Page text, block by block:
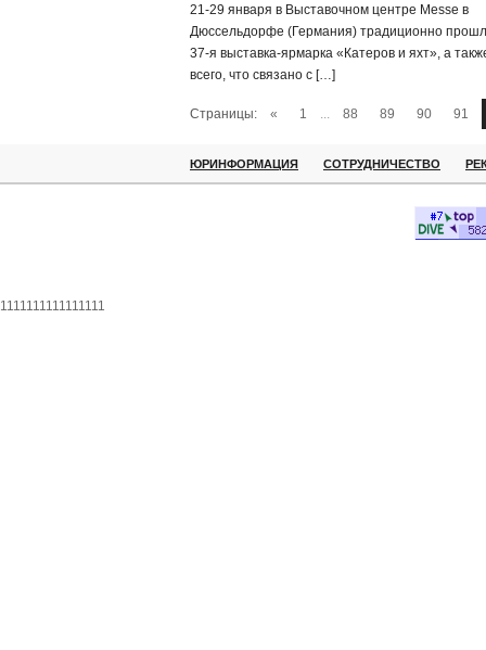
21-29 января в Выставочном центре Messe в
Дюссельдорфе (Германия) традиционно
37-я выставка-ярмарка «Катеров и яхт», а
всего, что связано с […]
Страницы: « 1 ... 88 89 90 91
ЮРИНФОРМАЦИЯ СОТРУДНИЧЕСТВО
1111111111111111